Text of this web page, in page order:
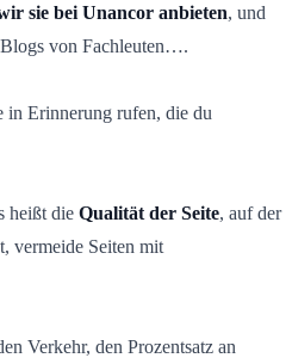
sie bei Unancor anbieten, und
von Fachleuten….
Erinnerung rufen, die du
heißt die Qualität der Seite, auf der
vermeide Seiten mit
Verkehr, den Prozentsatz an